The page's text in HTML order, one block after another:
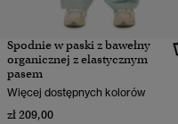
Spodnie w paski z bawełny
organicznej z elastycznym
pasem
Więcej dostępnych kolorów
zł 209,00